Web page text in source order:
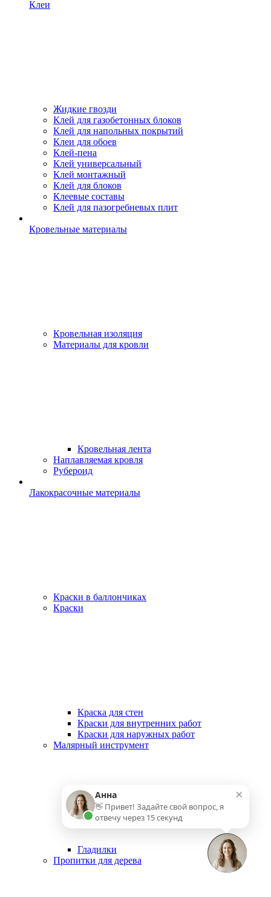
Клеи
Жидкие гвозди
Клей для газобетонных блоков
Клей для напольных покрытий
Клеи для обоев
Клей-пена
Клей универсальный
Клей монтажный
Клей для блоков
Клеевые составы
Клей для пазогребневых плит
Кровельные материалы
Кровельная изоляция
Материалы для кровли
Кровельная лента
Наплавляемая кровля
Рубероид
Лакокрасочные материалы
Краски в баллончиках
Краски
Краска для стен
Краски для внутренних работ
Краски для наружных работ
Малярный инструмент
Гладилки
Пропитки для дерева
×
Анна
👋 Привет! Задайте свой вопрос, я
отвечу через 15 секунд